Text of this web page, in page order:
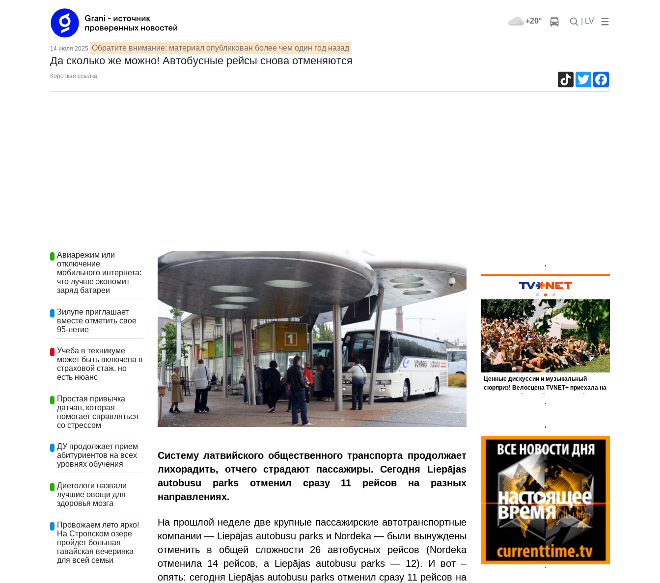
+20° | LV
14 июля 2025 Обратите внимание: материал опубликован более чем один год назад
Да сколько же можно! Автобусные рейсы снова отменяются
Короткая ссылка TikTokTwitter
Авиарежим или
отключение
мобильного интернета:
что лучше экономит
заряд батареи
Зилупе приглашает
вместе отметить свое
95-летие
Учеба в техникуме
может быть включена в
страховой стаж, но
есть нюанс
Простая привычка
датчан, которая
помогает справляться
со стрессом
ДУ продолжает прием
абитуриентов на всех
уровнях обучения
Диетологи назвали
лучшие овощи для
здоровья мозга
Провожаем лето ярко!
На Стропском озере
пройдет большая
гавайская вечеринка
для всей семьи
Систему латвийского общественного транспорта продолжает
лихорадить, отчего страдают пассажиры. Сегодня Liepājas
autobusu parks отменил сразу 11 рейсов на разных
направлениях.
На прошлой неделе две крупные пассажирские автотранспортные
компании — Liepājas autobusu parks и Nordeka — были вынуждены
отменить в общей сложности 26 автобусных рейсов (Nordeka
отменила 14 рейсов, а Liepājas autobusu parks — 12). И вот –
опять: сегодня Liepājas autobusu parks отменил сразу 11 рейсов на
'
'
'
'